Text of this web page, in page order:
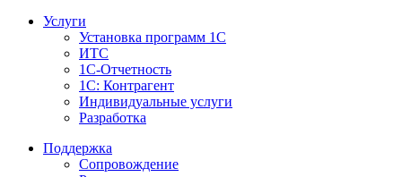
Услуги
Установка программ 1С
ИТС
1С-Отчетность
1С: Контрагент
Индивидуальные услуги
Разработка
Поддержка
Сопровождение